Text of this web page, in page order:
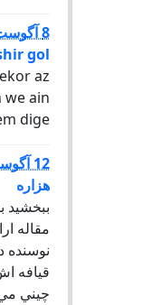
8 آگوست 2009, 16:58
gol
az
ain ,,,
dige?
12 آگوست 2009, 08:21
هزاره
ببخشيد
مقاله
نوسنده
قيافه
چيني